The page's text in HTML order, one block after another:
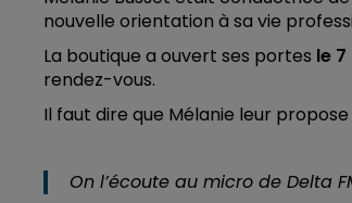
nouvelle orientation à sa vie
La boutique a ouvert ses portes le
rendez-vous.
Il faut dire que Mélanie leur
On l’écoute au micro de Delta